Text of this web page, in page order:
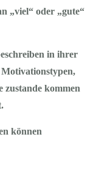
„viel“ oder „gute“
in ihrer
zustande kommen
können